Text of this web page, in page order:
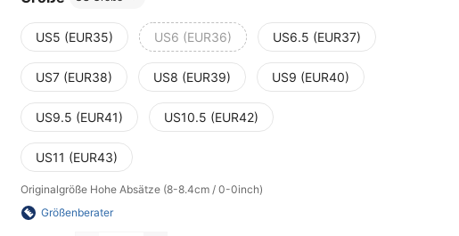
US5 (EUR35) US6 (EUR36) US6.5 (EUR37)
US7 (EUR38) US8 (EUR39) US9 (EUR40)
US9.5 (EUR41) US10.5 (EUR42)
US11 (EUR43)
Originalgröße Hohe Absätze (8-8.4cm / 0-0inch)
Größenberater